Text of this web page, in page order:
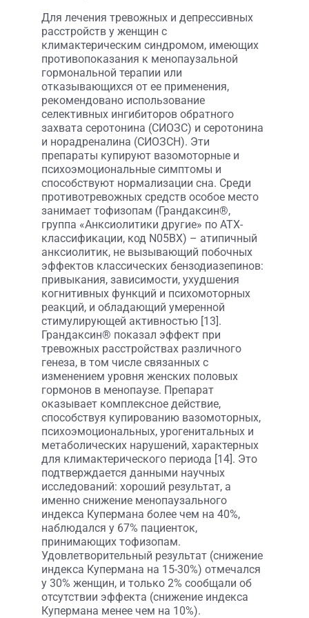
Для лечения тревожных и депрессивных
расстройств у женщин с
климактерическим синдромом, имеющих
противопоказания к менопаузальной
гормональной терапии или
отказывающихся от ее применения,
рекомендовано использование
селективных ингибиторов обратного
захвата серотонина (СИОЗС) и серотонина
и норадреналина (СИОЗСН). Эти
препараты купируют вазомоторные и
психоэмоциональные симптомы и
способствуют нормализации сна. Среди
противотревожных средств особое место
занимает тофизопам (Грандаксин®,
группа «Анксиолитики другие» по АТХ-
классификации, код N05BX) – атипичный
анксиолитик, не вызывающий побочных
эффектов классических бензодиазепинов:
привыкания, зависимости, ухудшения
когнитивных функций и психомоторных
реакций, и обладающий умеренной
стимулирующей активностью [13].
Грандаксин® показал эффект при
тревожных расстройствах различного
генеза, в том числе связанных с
изменением уровня женских половых
гормонов в менопаузе. Препарат
оказывает комплексное действие,
способствуя купированию вазомоторных,
психоэмоциональных, урогенитальных и
метаболических нарушений, характерных
для климактерического периода [14]. Это
подтверждается данными научных
исследований: хороший результат, а
именно снижение менопаузального
индекса Купермана более чем на 40%,
наблюдался у 67% пациенток,
принимающих тофизопам.
Удовлетворительный результат (снижение
индекса Купермана на 15-30%) отмечался
у 30% женщин, и только 2% сообщали об
отсутствии эффекта (снижение индекса
Купермана менее чем на 10%).